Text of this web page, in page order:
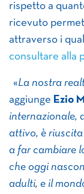
rispetto a
ricevuto
attraverso i
consultare alla
«La nostra
aggiunge Ezio
internazionale,
attivo, è
a far cambiare
che oggi
adulti, e il